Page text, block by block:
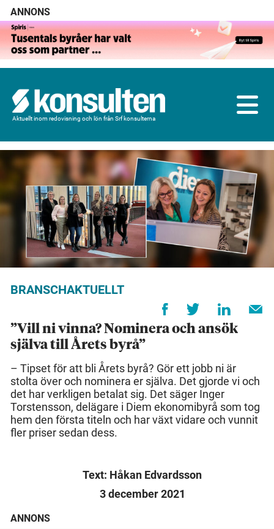
ANNONS
Aktuellt inom redovisning och lön från Srf konsulterna
BRANSCHAKTUELLT
”Vill ni vinna? Nominera och ansök
själva till Årets byrå”
– Tipset för att bli Årets byrå? Gör ett jobb ni är
stolta över och nominera er själva. Det gjorde vi och
det har verkligen betalat sig. Det säger Inger
Torstensson, delägare i Diem ekonomibyrå som tog
hem den första titeln och har växt vidare och vunnit
fler priser sedan dess.
Text: Håkan Edvardsson
3 december 2021
ANNONS